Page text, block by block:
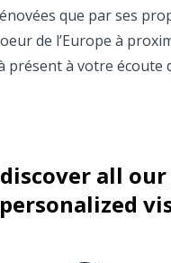
que par ses
de l’Europe à
présent à votre
all